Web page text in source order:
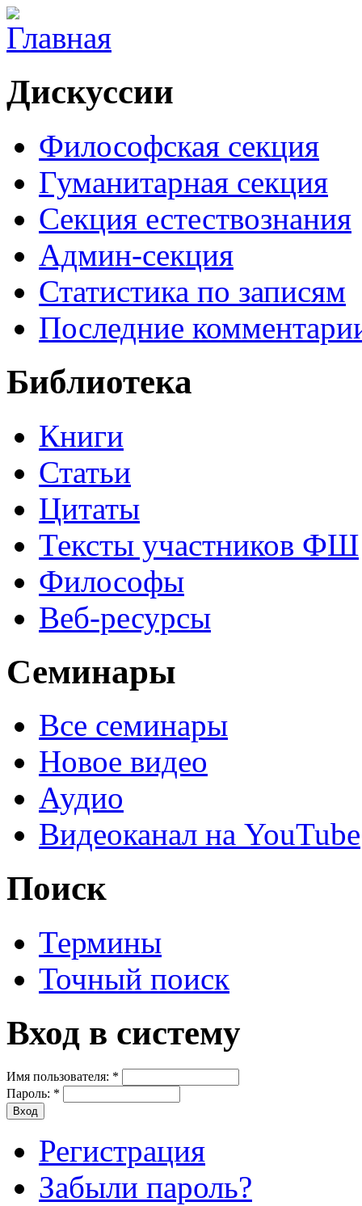
Дискуссии
Философская секция
Гуманитарная секция
Секция естествознания
Админ-секция
Статистика по записям
Последние
Библиотека
Книги
Статьи
Цитаты
Тексты участников ФШ
Философы
Веб-ресурсы
Семинары
Все семинары
Новое видео
Аудио
Видеоканал на YouTube
Поиск
Термины
Точный поиск
Вход в систему
Имя пользователя: *
Пароль: *
Регистрация
Забыли пароль?